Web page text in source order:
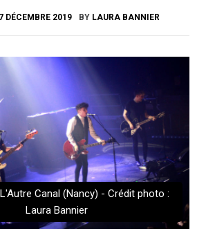
DÉCEMBRE 2019 BY LAURA BANNIER
Canal (Nancy) - Crédit photo :
Laura Bannier